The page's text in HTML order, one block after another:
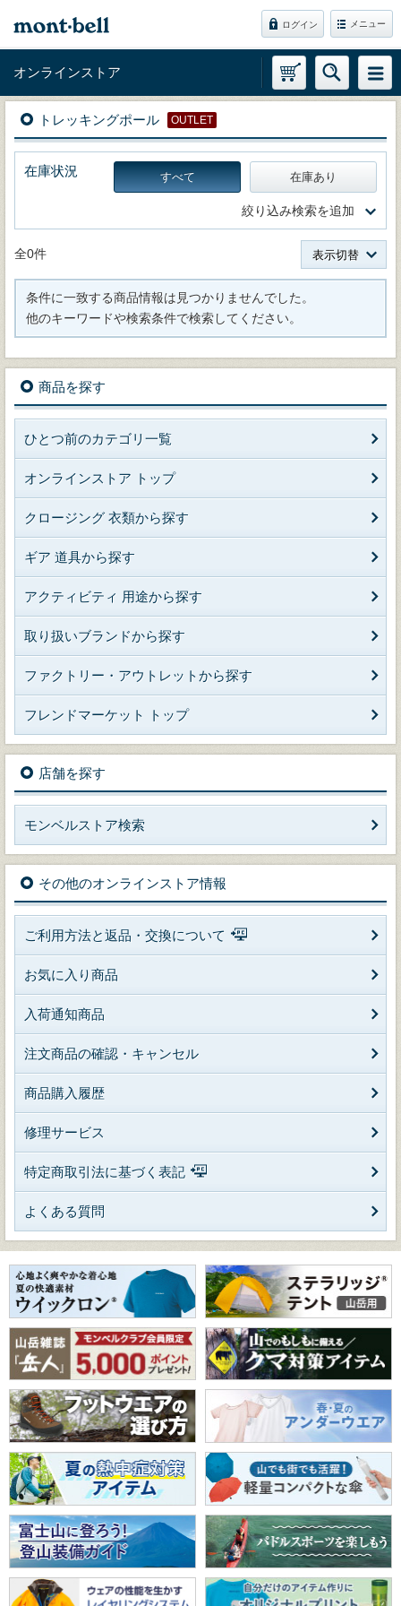
ログイン メニュー
オンラインストア
トレッキングポール OUTLET
在庫状況 すべて 在庫あり
絞り込み検索を追加
全0件 表示切替
条件に一致する商品情報は見つかりませんでした。
他のキーワードや検索条件で検索してください。
商品を探す
ひとつ前のカテゴリ一覧
オンラインストア トップ
クロージング 衣類から探す
ギア 道具から探す
アクティビティ 用途から探す
取り扱いブランドから探す
ファクトリー・アウトレットから探す
フレンドマーケット トップ
店舗を探す
モンベルストア検索
その他のオンラインストア情報
ご利用方法と返品・交換について
お気に入り商品
入荷通知商品
注文商品の確認・キャンセル
商品購入履歴
修理サービス
特定商取引法に基づく表記
よくある質問